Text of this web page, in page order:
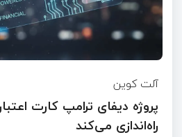
آلت کوین
پروژه دیفای ترامپ کارت
راه‌اندازی می‌کند